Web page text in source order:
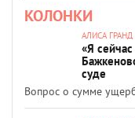
КОЛОНКИ
АЛИСА ГРАНД
«Я
суде
Вопрос о сумме